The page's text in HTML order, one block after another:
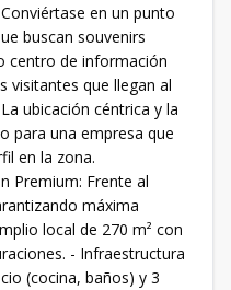
en un punto
buscan souvenirs
centro de información
visitantes que llegan al
ubicación céntrica y la
para una empresa que
en la zona.
Premium: Frente al
máxima
local de 270 m² con
- Infraestructura
(cocina, baños) y 3